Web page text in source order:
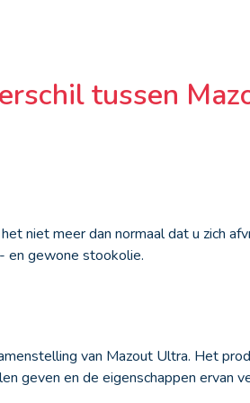
tussen
niet meer dan normaal dat u zich
en gewone stookolie.
van Mazout Ultra. Het
geven en de eigenschappen ervan